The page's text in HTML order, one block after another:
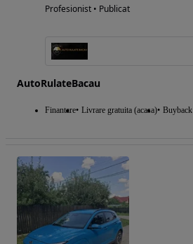
Profesionist • Publicat
AutoRulateBacau
Finantare Livrare gratuita (acasa) Buyback